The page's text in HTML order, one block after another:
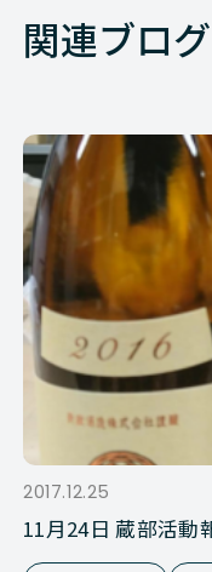
関連ブログ
2017.12.25
11月24日 蔵部活動